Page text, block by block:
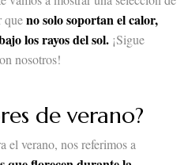
queno solo soportan el calor,
los rayos del sol. ¡Sigue
nosotros!
de verano?
el verano, nos referimos a